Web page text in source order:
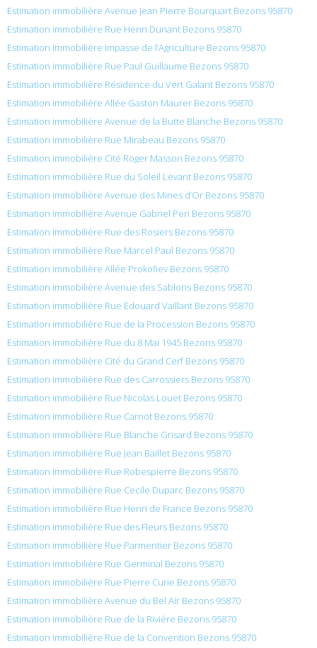
Estimation immobilière Avenue Jean Pierre Bourquart Bezons 95870
Estimation immobilière Rue Henri Dunant Bezons 95870
Estimation immobilière Impasse de l’Agriculture Bezons 95870
Estimation immobilière Rue Paul Guillaume Bezons 95870
Estimation immobilière Résidence du Vert Galant Bezons 95870
Estimation immobilière Allée Gaston Maurer Bezons 95870
Estimation immobilière Avenue de la Butte Blanche Bezons 95870
Estimation immobilière Rue Mirabeau Bezons 95870
Estimation immobilière Cité Roger Masson Bezons 95870
Estimation immobilière Rue du Soleil Levant Bezons 95870
Estimation immobilière Avenue des Mines d’Or Bezons 95870
Estimation immobilière Avenue Gabriel Peri Bezons 95870
Estimation immobilière Rue des Rosiers Bezons 95870
Estimation immobilière Rue Marcel Paul Bezons 95870
Estimation immobilière Allée Prokofiev Bezons 95870
Estimation immobilière Avenue des Sablons Bezons 95870
Estimation immobilière Rue Édouard Vaillant Bezons 95870
Estimation immobilière Rue de la Procession Bezons 95870
Estimation immobilière Rue du 8 Mai 1945 Bezons 95870
Estimation immobilière Cité du Grand Cerf Bezons 95870
Estimation immobilière Rue des Carrossiers Bezons 95870
Estimation immobilière Rue Nicolas Louet Bezons 95870
Estimation immobilière Rue Carnot Bezons 95870
Estimation immobilière Rue Blanche Grisard Bezons 95870
Estimation immobilière Rue Jean Baillet Bezons 95870
Estimation immobilière Rue Robespierre Bezons 95870
Estimation immobilière Rue Cecile Duparc Bezons 95870
Estimation immobilière Rue Henri de France Bezons 95870
Estimation immobilière Rue des Fleurs Bezons 95870
Estimation immobilière Rue Parmentier Bezons 95870
Estimation immobilière Rue Germinal Bezons 95870
Estimation immobilière Rue Pierre Curie Bezons 95870
Estimation immobilière Avenue du Bel Air Bezons 95870
Estimation immobilière Rue de la Rivière Bezons 95870
Estimation immobilière Rue de la Convention Bezons 95870